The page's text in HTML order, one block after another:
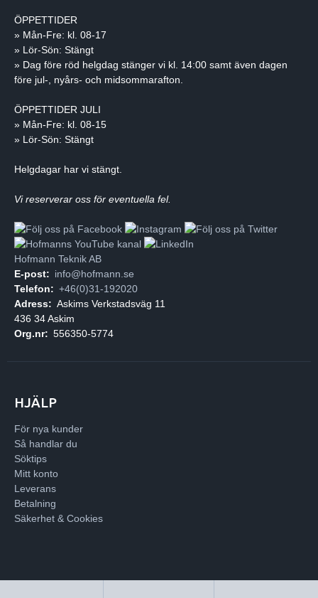
ÖPPETTIDER
» Mån-Fre: kl. 08-17
» Lör-Sön: Stängt
» Dag före röd helgdag stänger vi kl. 14:00 samt även dagen
före jul-, nyårs- och midsommarafton.
ÖPPETTIDER JULI
» Mån-Fre: kl. 08-15
» Lör-Sön: Stängt
Helgdagar har vi stängt.
Vi reserverar oss för eventuella fel.
Hofmann Teknik AB
E-post: info@hofmann.se
Telefon: +46(0)31-192020
Adress: Askims Verkstadsväg 11
436 34 Askim
Org.nr: 556350-5774
HJÄLP
För nya kunder
Så handlar du
Söktips
Mitt konto
Leverans
Betalning
Säkerhet & Cookies